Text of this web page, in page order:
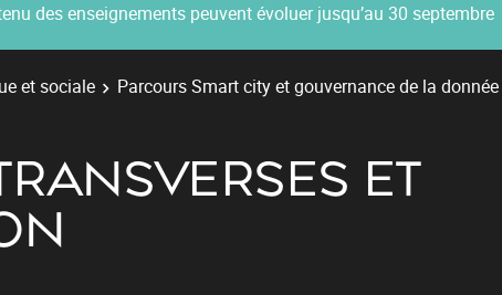
des enseignements peuvent évoluer jusqu’au 30 septembre
et sociale
Parcours Smart city et gouvernance de la donnée
ET